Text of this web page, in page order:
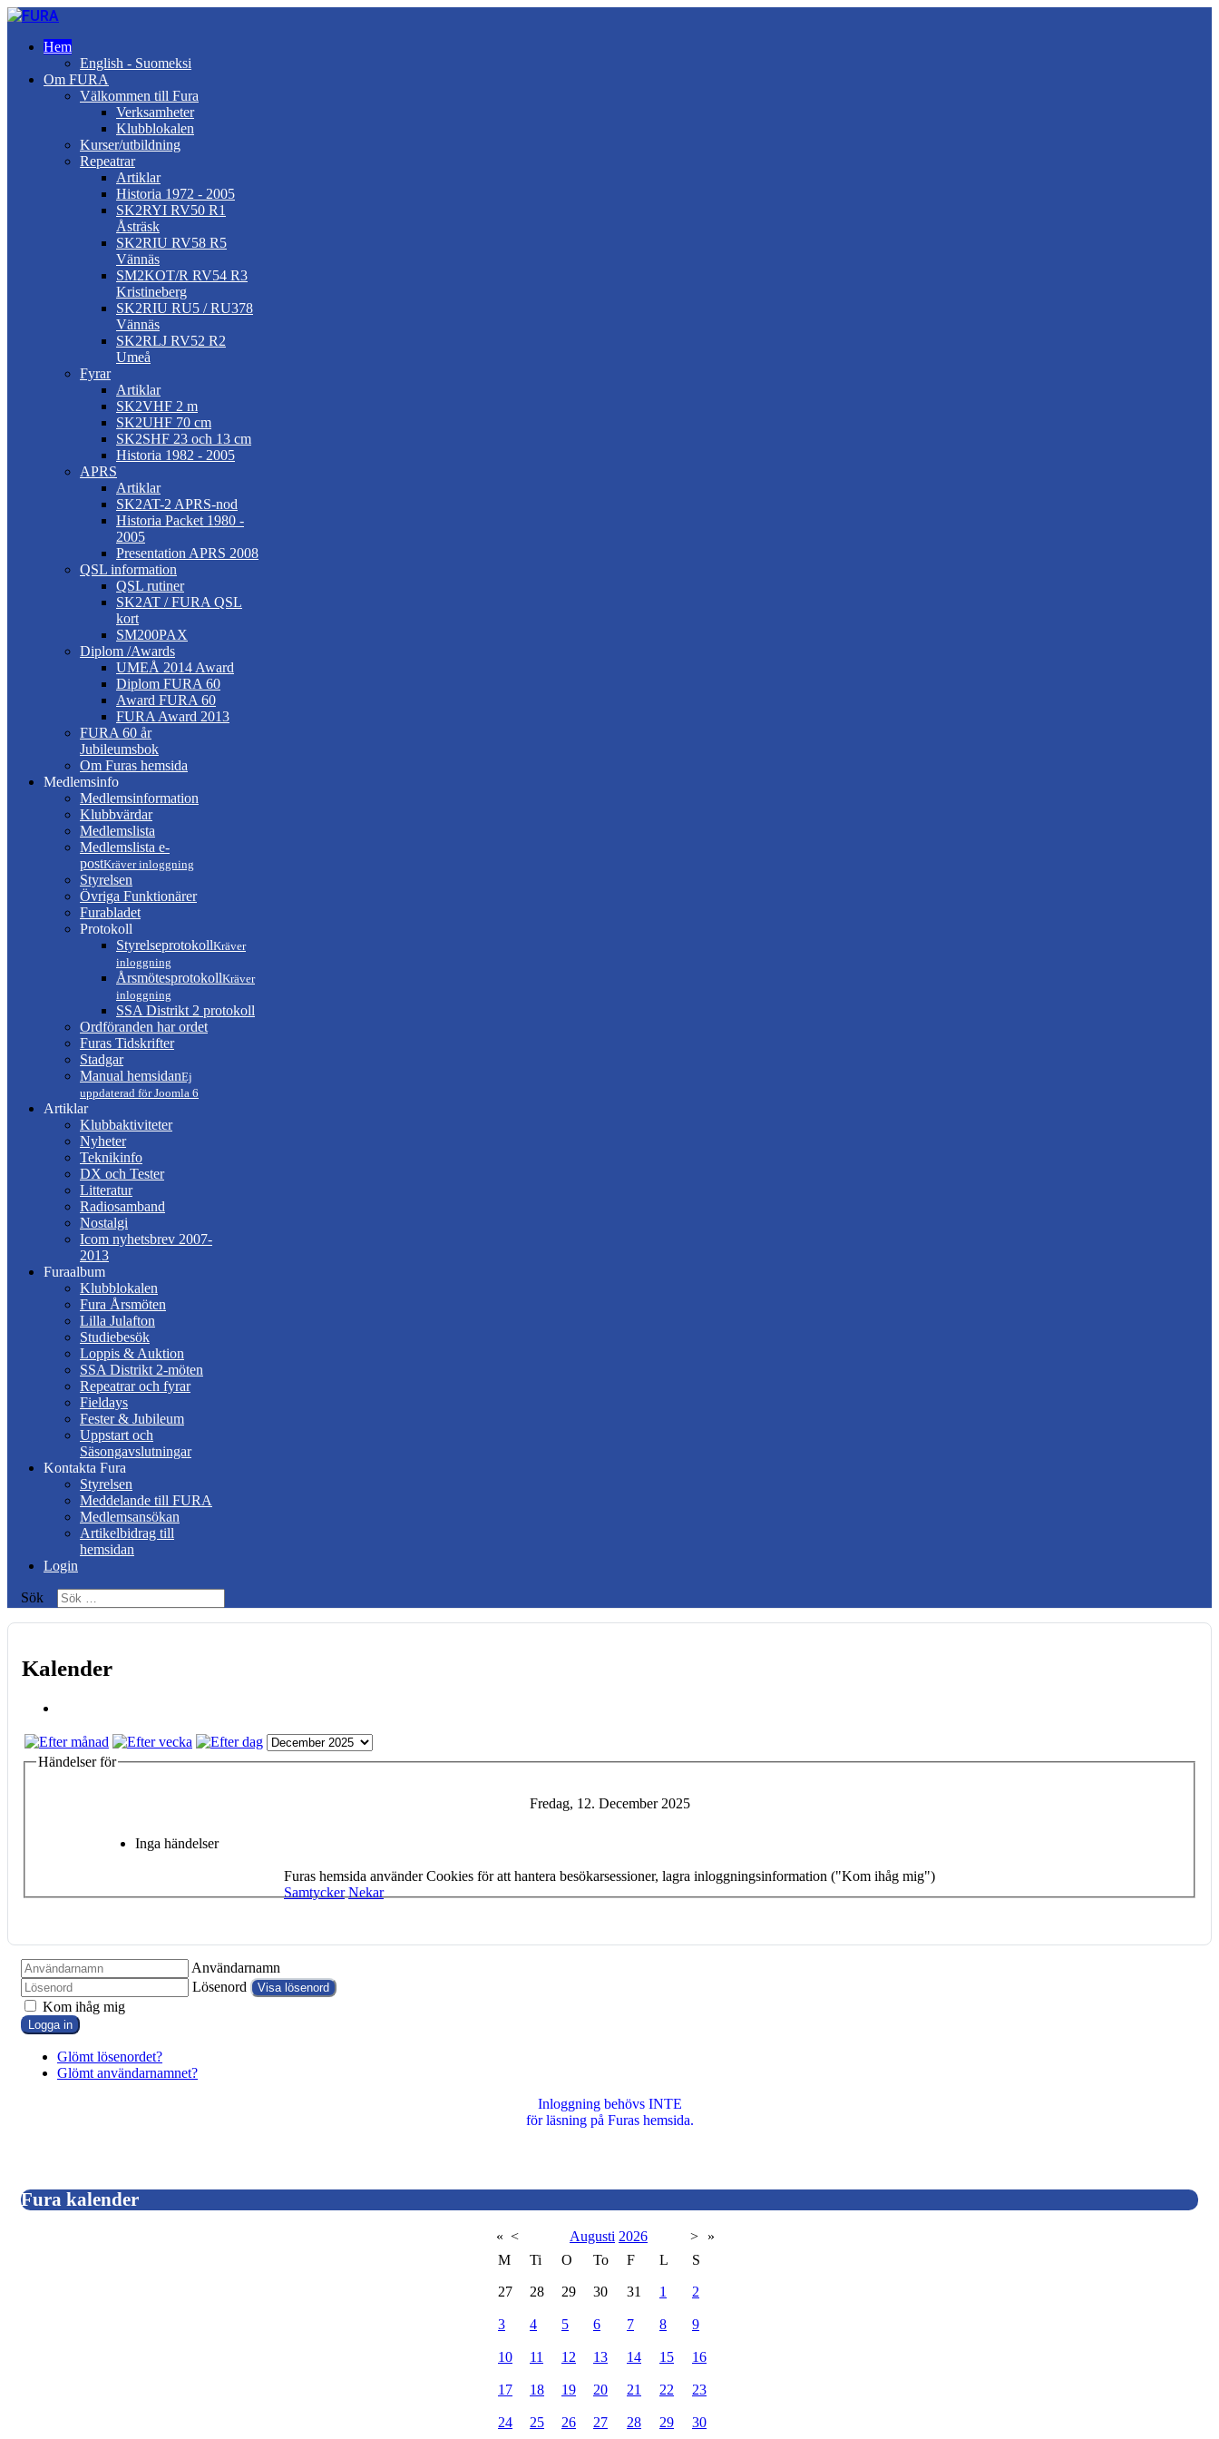
Hem
English - Suomeksi
Om FURA
Välkommen till Fura
Verksamheter
Klubblokalen
Kurser/utbildning
Repeatrar
Artiklar
Historia 1972 - 2005
SK2RYI RV50 R1
Åsträsk
SK2RIU RV58 R5
Vännäs
SM2KOT/R RV54 R3
Kristineberg
SK2RIU RU5 / RU378
Vännäs
SK2RLJ RV52 R2
Umeå
Fyrar
Artiklar
SK2VHF 2 m
SK2UHF 70 cm
SK2SHF 23 och 13 cm
Historia 1982 - 2005
APRS
Artiklar
SK2AT-2 APRS-nod
Historia Packet 1980 -
2005
Presentation APRS 2008
QSL information
QSL rutiner
SK2AT / FURA QSL
kort
SM200PAX
Diplom /Awards
UMEÅ 2014 Award
Diplom FURA 60
Award FURA 60
FURA Award 2013
FURA 60 år
Jubileumsbok
Om Furas hemsida
Medlemsinfo
Medlemsinformation
Klubbvärdar
Medlemslista
Medlemslista e-
postKräver inloggning
Styrelsen
Övriga Funktionärer
Furabladet
Protokoll
StyrelseprotokollKräver
inloggning
ÅrsmötesprotokollKräver
inloggning
SSA Distrikt 2 protokoll
Ordföranden har ordet
Furas Tidskrifter
Stadgar
Manual hemsidanEj
uppdaterad för Joomla 6
Artiklar
Klubbaktiviteter
Nyheter
Teknikinfo
DX och Tester
Litteratur
Radiosamband
Nostalgi
Icom nyhetsbrev 2007-
2013
Furaalbum
Klubblokalen
Fura Årsmöten
Lilla Julafton
Studiebesök
Loppis & Auktion
SSA Distrikt 2-möten
Repeatrar och fyrar
Fieldays
Fester & Jubileum
Uppstart och
Säsongavslutningar
Kontakta Fura
Styrelsen
Meddelande till FURA
Medlemsansökan
Artikelbidrag till
hemsidan
Login
Sök
Kalender
Händelser för
Fredag, 12. December 2025
Inga händelser
Användarnamn
Lösenord
Visa lösenord
Kom ihåg mig
Logga in
Glömt lösenordet?
Glömt användarnamnet?
Inloggning behövs INTE
för läsning på Furas hemsida.
Fura kalender
« < Augusti 2026 >
»
M
Ti O To F L S
27 28 29 30 31 1 2
3 4 5 6 7 8 9
10 11 12 13 14 15 16
17 18 19 20 21 22 23
24 25 26 27 28 29 30
Furas hemsida använder Cookies för att hantera besökarsessioner, lagra inloggningsinformation ("Kom ihåg mig")
Samtycker Nekar